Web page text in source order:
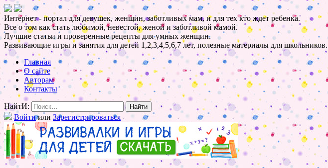
Интернет - портал для девушек, женщин, заботливых мам, и для тех кто ждет ребенка.
Все о том как стать любимой, невестой, женой и заботливой мамой.
Лучшие статьи и проверенные рецепты для умных женщин.
Развивающие игры и занятия для детей 1,2,3,4,5,6,7 лет, полезные материалы для школьников.
Главная
О сайте
Авторам
Контакты
НайтИ:
Войтиили Зарегистрироваться